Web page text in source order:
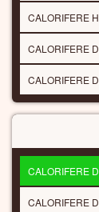
CALORIFERE
CALORIFERE
CALORIFERE
CALORIFERE
CALORIFERE